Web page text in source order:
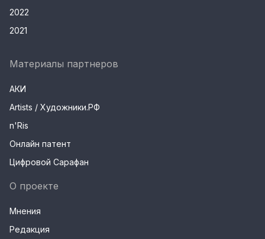
2022
2021
Материалы партнеров
АКИ
Artists / Художники.РФ
n'Ris
Онлайн патент
Цифровой Сарафан
О проекте
Мнения
Редакция